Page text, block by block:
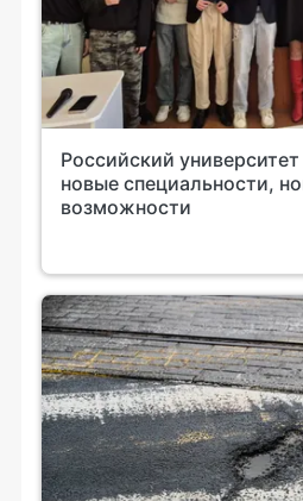
Российский
новые специальности,
возможности